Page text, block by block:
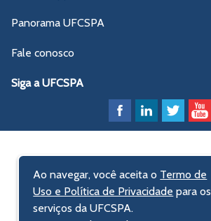
Panorama UFCSPA
Fale conosco
Siga a UFCSPA
Ao navegar, você aceita o Termo de
Uso e Política de Privacidade para os
serviços da UFCSPA.